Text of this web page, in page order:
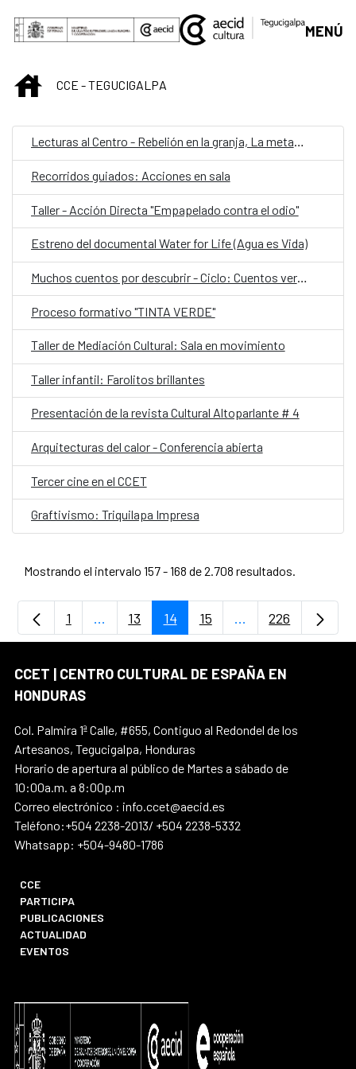
Saltar al contenido principal
MENÚ
INICIOCCE - TEGUCIGALPA
Lecturas al Centro - Rebelión en la granja, La metamorfosis y El adversario
Recorridos guiados: Acciones en sala
Taller - Acción Directa "Empapelado contra el odio"
Estreno del documental Water for Life (Agua es Vida)
Muchos cuentos por descubrir - Ciclo: Cuentos verdes
Proceso formativo "TINTA VERDE"
Taller de Mediación Cultural: Sala en movimiento
Taller infantil: Farolitos brillantes
Presentación de la revista Cultural Altoparlante # 4
Arquitecturas del calor - Conferencia abierta
Tercer cine en el CCET
Graftivismo: Triquilapa Impresa
Mostrando el intervalo 157 - 168 de 2.708 resultados.
Página
1 ...Páginas intermedias Use TAB para
Página
13 Página
14 Página
15 ...PáginasPágina
226
CCET | CENTRO CULTURAL DE ESPAÑA EN
HONDURAS
Col. Palmira 1ª Calle, #655, Contiguo al Redondel de los
Artesanos, Tegucigalpa, Honduras
Horario de apertura al público de Martes a sábado de
10:00a.m. a 8:00p.m
Correo electrónico : info.ccet@aecid.es
Teléfono:+504 2238-2013/ +504 2238-5332
Whatsapp: +504-9480-1786
CCE
PARTICIPA
PUBLICACIONES
ACTUALIDAD
EVENTOS